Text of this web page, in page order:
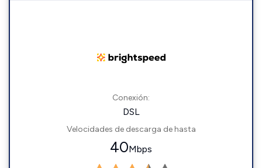
Conexión:
DSL
Velocidades de descarga de hasta
40Mbps